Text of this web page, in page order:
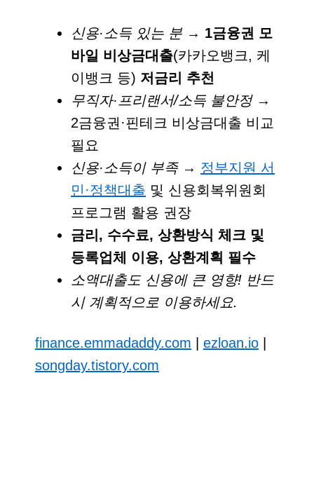
신용·소득 있는 분→ 1금융권 모
바일 비상금대출(카카오뱅크, 케
이뱅크 등) 저금리 추천
무직자·프리랜서/소득 불안정→
2금융권·핀테크 비상금대출 비교
필요
신용·소득이 부족→ 정부지원 서
민·정책대출 및 신용회복위원회
프로그램 활용 권장
금리, 수수료, 상환방식 체크 및
등록업체 이용, 상환계획 필수
소액대출도 신용에 큰 영향! 반드
시 계획적으로 이용하세요.
finance.emmadaddy.com | ezloan.io |
songday.tistory.com